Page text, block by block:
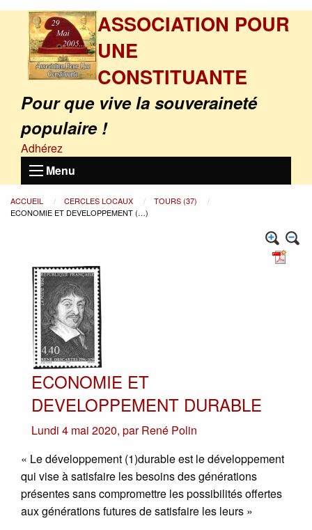
ASSOCIATION POUR
UNE
CONSTITUANTE
Pour que vive la souveraineté
populaire !
Adhérez
Menu
ACCUEIL CERCLES LOCAUX
TOURS (37)
ECONOMIE ET DEVELOPPEMENT (…)
ECONOMIE ET
DEVELOPPEMENT DURABLE
Lundi 4 mai 2020, parRené Polin
« Le développement (1)durable est le développement
qui vise à satisfaire les besoins des générations
présentes sans compromettre les possibilités offertes
aux générations futures de satisfaire les leurs »